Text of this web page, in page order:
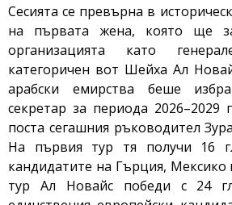
Сесията се превърна в
на първата жена, която ще
организацията като
категоричен вот Шейха Ал
арабски емирства беше
секретар за периода
поста сегашния ръководител
На първия тур тя получи 16
кандидатите на Гърция, Мексико
тур Ал Новайс победи с 24